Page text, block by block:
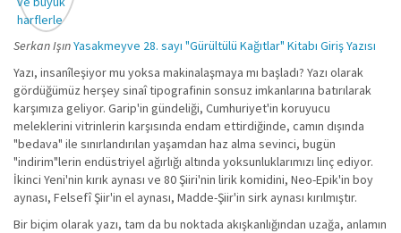
Serkan IşınYasakmeyve 28. sayı "Gürültülü Kağıtlar" Kitabı Giriş Yazısı
Yazı, insanîleşiyor mu yoksa makinalaşmaya mı başladı? Yazı olarak
gördüğümüz herşey sinaî tipografinin sonsuz imkanlarına batırılarak
karşımıza geliyor. Garip'in gündeliği, Cumhuriyet'in koruyucu
meleklerini vitrinlerin karşısında endam ettirdiğinde, camın dışında
"bedava" ile sınırlandırılan yaşamdan haz alma sevinci, bugün
"indirim"lerin endüstriyel ağırlığı altında yoksunluklarımızı linç ediyor.
İkinci Yeni'nin kırık aynası ve 80 Şiiri'nin lirik komidini, Neo-Epik'in boy
aynası, Felsefî Şiir'in el aynası, Madde-Şiir'in sirk aynası kırılmıştır.
Bir biçim olarak yazı, tam da bu noktada akışkanlığından uzağa, anlamın